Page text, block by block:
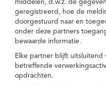
middelen, d.w.z. de
geregistreerd, hoe de
doorgestuurd naar en
onder deze partners
bewaarde informatie.
Elke partner blijft
betreffende
opdrachten.